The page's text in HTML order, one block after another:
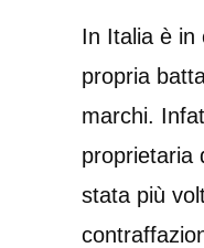
In Italia è in
propria
marchi.
proprietaria
stata più